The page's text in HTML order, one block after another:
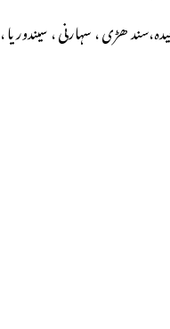
سفیدہ،سند ھڑی ، سہارنی ، سیندوریا ،